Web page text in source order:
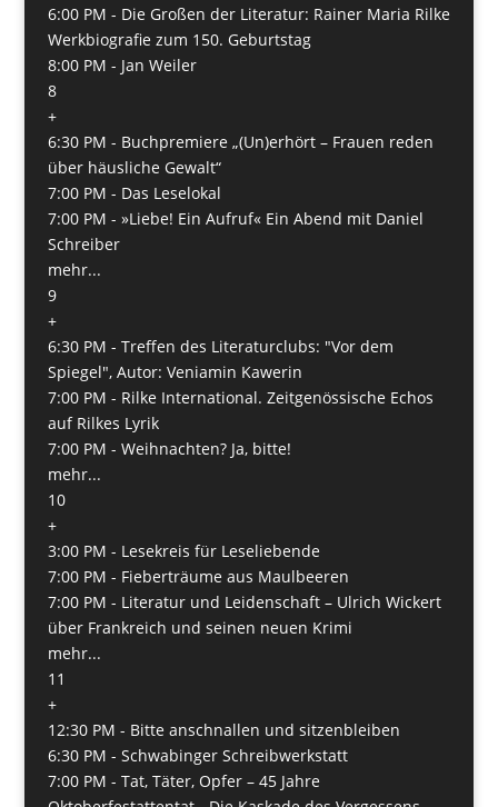
6:00 PM - Die Großen der Literatur: Rainer Maria Rilke
Werkbiografie zum 150. Geburtstag
8:00 PM - Jan Weiler
8
+
6:30 PM - Buchpremiere „(Un)erhört – Frauen reden
über häusliche Gewalt“
7:00 PM - Das Leselokal
7:00 PM - »Liebe! Ein Aufruf« Ein Abend mit Daniel
Schreiber
mehr...
9
+
6:30 PM - Treffen des Literaturclubs: "Vor dem
Spiegel", Autor: Veniamin Kawerin
7:00 PM - Rilke International. Zeitgenössische Echos
auf Rilkes Lyrik
7:00 PM - Weihnachten? Ja, bitte!
mehr...
10
+
3:00 PM - Lesekreis für Leseliebende
7:00 PM - Fieberträume aus Maulbeeren
7:00 PM - Literatur und Leidenschaft – Ulrich Wickert
über Frankreich und seinen neuen Krimi
mehr...
11
+
12:30 PM - Bitte anschnallen und sitzenbleiben
6:30 PM - Schwabinger Schreibwerkstatt
7:00 PM - Tat, Täter, Opfer – 45 Jahre